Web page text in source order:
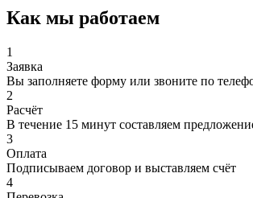
Как мы работаем
1
Заявка
Вы заполняете форму или звоните по
2
Расчёт
В течение 15 минут составляем
3
Оплата
Подписываем договор и выставляем счёт
4